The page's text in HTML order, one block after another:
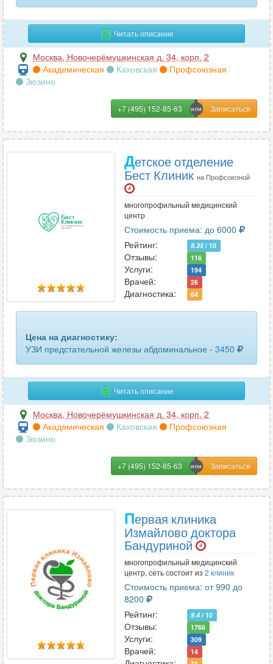
Читать описание
Москва, Новочерёмушкинская д. 34, корп. 2
Академическая
Каховская
Профсоюзная
Зюзино
+7 (495) 152-85-63
Детское отделение
Бест Клиник на Профсоюзной
многопрофильный медицинский
центр
Стоимость приема: до 6000
Рейтинг:
9.35/ 10
Отзывы: 116
Услуги: 194
Врачей: 26
Диагностика: 64
Цена на диагностику:
УЗИ предстательной железы абдоминальное - 3450
Читать описание
Москва, Новочерёмушкинская д. 34, корп. 2
Академическая
Каховская
Профсоюзная
Зюзино
+7 (495) 152-85-63
Первая клиника
Измайлово доктора
Бандуриной
многопрофильный медицинский
центр, сеть состоит из 2 клиник
Стоимость приема: от 990 до
8200
Рейтинг:
9.4 / 10
Отзывы: 1766
Услуги: 309
Врачей: 14